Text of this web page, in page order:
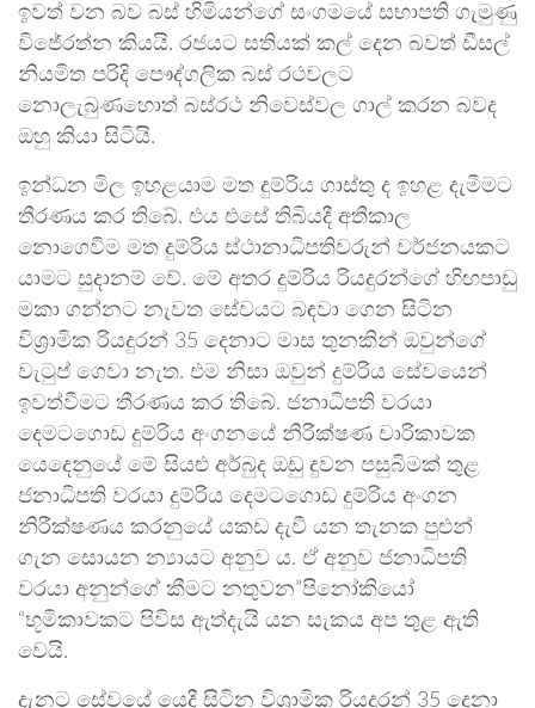
ඉවත් වන බව බස් හිමියන්ගේ සංගමයේ සභාපති ගැමුණු
විජේරත්න කියයි. රජයට සතියක් කල් දෙන බවත් ඩීසල්
නියමිත පරිදි පෞද්ගලික බස් රථවලට
නොලැබුණහොත් බස්රථ නිවෙස්වල ගාල් කරන බවද
ඔහු කියා සිටියි.
ඉන්ධන මිල ඉහළයාම මත දුම්රිය ගාස්තු ද ඉහළ දැමීමට
තීරණය කර තිබේ. එය එසේ තිබියදී අතීකාල
නොගෙවීම මත දුම්රිය ස්ථානාධිපතිවරුන් වර්ජනයකට
යාමට සුදානම් වේ. මේ අතර දුම්රිය රියදුරන්ගේ හිඟපාඩු
මකා ගන්නට නැවත සේවයට බඳවා ගෙන සිටින
විශ්‍රාමික රියදුරන් 35 දෙනාට මාස තුනකින් ඔවුන්ගේ
වැටුප් ගෙවා නැත. එම නිසා ඔවුන් දුම්රිය සේවයෙන්
ඉවත්වීමට තීරණය කර තිබේ. ජනාධිපති වරයා
දෙමටගොඩ දුම්රිය අංගනයේ නිරීක්ෂණ චාරිකාවක
යෙදෙනුයේ මේ සියළු අර්බුද ඔඩු දුවන පසුබිමක් තුළ
ජනාධිපති වරයා දුම්රිය දෙමටගොඩ දුම්රිය අංගන
නිරීක්ෂණය කරනුයේ යකඩ දැවී යන තැනක පුළුන්
ගැන සොයන න්‍යායට අනුව ය. ඒ අනුව ජනාධිපති
වරයා අනුන්ගේ කීමට නතුවන”පිනෝකියෝ
“භූමිකාවකට පිවිස ඇත්දැයි යන සැකය අප තුළ ඇති
වෙයි.
දැනට සේවයේ යෙදී සිටින විශ්‍රාමික රියදුරන් 35 දෙනා